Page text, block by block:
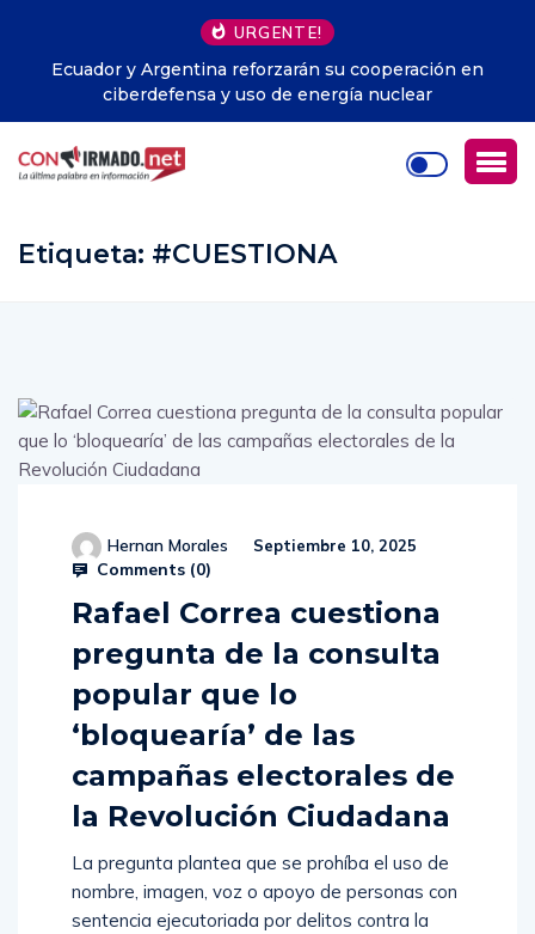
URGENTE!
en
Perú y México reanudan relaciones
Etiqueta: #CUESTIONA
Hernan Morales Septiembre 10, 2025
Comments (0)
Rafael Correa cuestiona
pregunta de la consulta
popular que lo
‘bloquearía’ de las
campañas electorales de
la Revolución Ciudadana
La pregunta plantea que se prohíba el uso de
nombre, imagen, voz o apoyo de personas con
sentencia ejecutoriada por delitos contra la